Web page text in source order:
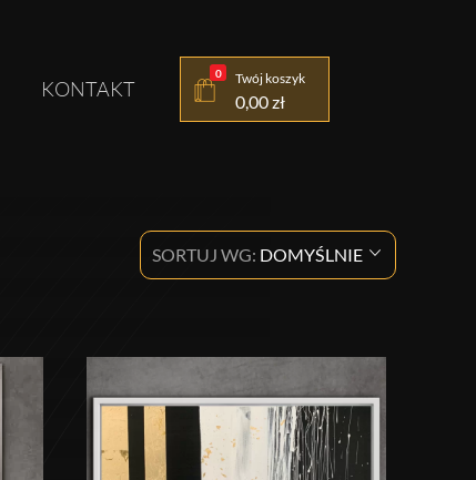
KONTAKT
0 Twój koszyk
0,00zł
SORTUJ WG: DOMYŚLNIE